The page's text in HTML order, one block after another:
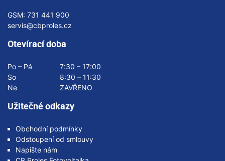
GSM: 731 441 900
servis@cbproles.cz
Otevírací doba
Po – Pá
7:30 – 17:00
So
8:30 – 11:30
Ne
ZAVŘENO
Užitečné odkazy
Obchodní podmínky
Odstoupení od smlouvy
Napište nám